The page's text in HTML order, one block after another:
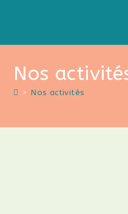
Nos
> Nos activités